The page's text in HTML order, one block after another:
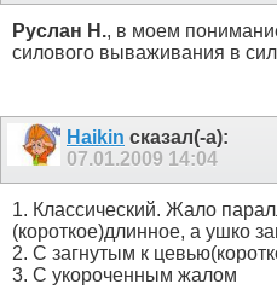
Руслан Н., в моем
силового вываживания в
Haikin сказал(-а):
07.01.2009 14:04
1. Классический. Жало
(короткое)длинное, а ушко
2. С загнутым к
3. С укороченным жалом